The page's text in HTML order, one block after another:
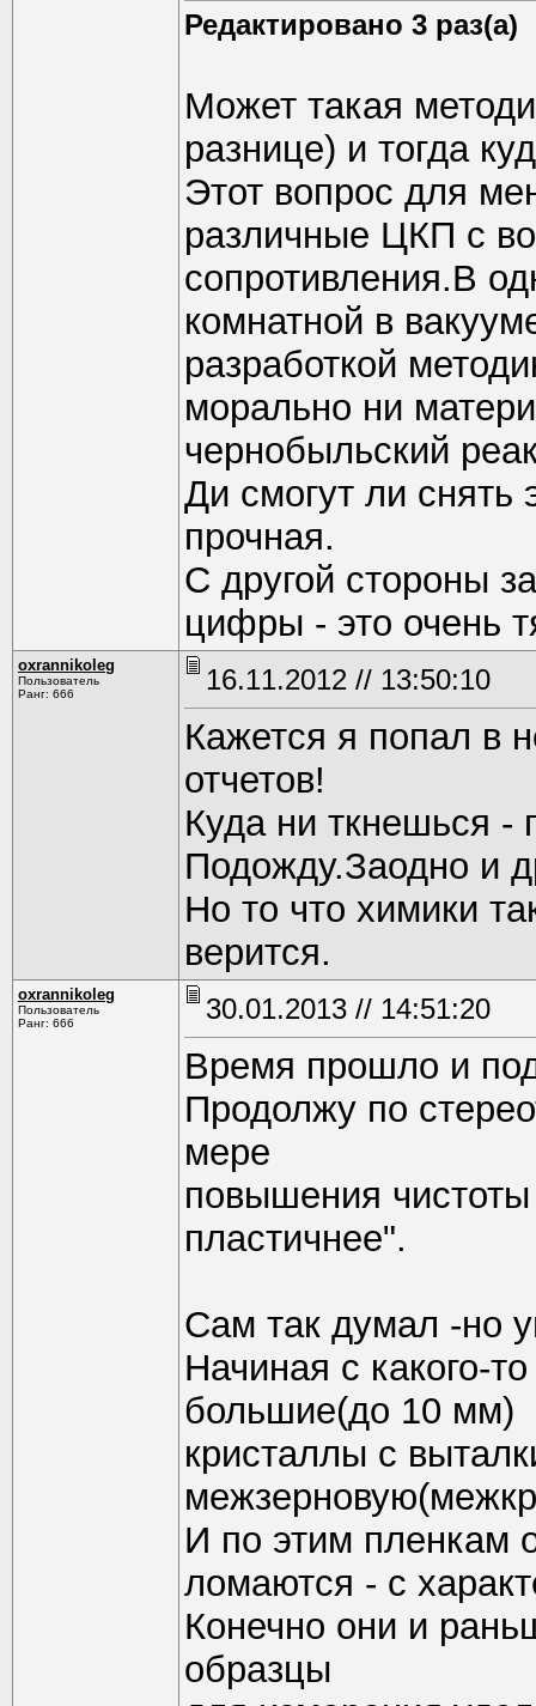
Редактировано 3 раз(а)
Может такая
разнице) и тогда
Этот вопрос для
различные ЦКП с
сопротивления.В
комнатной в
разработкой
морально ни
чернобыльский
Ди смогут ли снять
прочная.
С другой стороны
цифры - это очень
oxrannikoleg
Пользователь
Ранг: 666
16.11.2012 // 13:50:10
Кажется я попал в
отчетов!
Куда ни ткнешься -
Подожду.Заодно и
Но то что химики
верится.
oxrannikoleg
Пользователь
Ранг: 666
30.01.2013 // 14:51:20
Время прошло и
Продолжу по
мере
повышения чистоты
пластичнее".
Сам так думал -но
Начиная с какого-
большие(до 10 мм)
кристаллы с
И по этим пленкам
ломаются - с
Конечно они и
образцы